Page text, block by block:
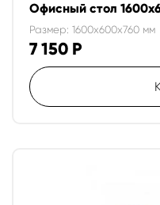
Офисный стол
Размер: 1600x600x760 мм
7 150 Р